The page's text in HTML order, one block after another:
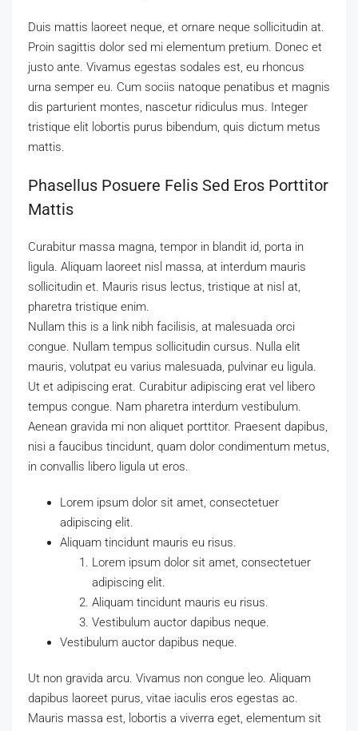
Duis mattis laoreet neque, et ornare neque sollicitudin at.
Proin sagittis dolor sed mi elementum pretium. Donec et
justo ante. Vivamus egestas sodales est, eu rhoncus
urna semper eu. Cum sociis natoque penatibus et magnis
dis parturient montes, nascetur ridiculus mus. Integer
tristique elit lobortis purus bibendum, quis dictum metus
mattis.
Phasellus Posuere Felis Sed Eros Porttitor
Mattis
Curabitur massa magna, tempor in blandit id, porta in
ligula. Aliquam laoreet nisl massa, at interdum mauris
sollicitudin et. Mauris risus lectus, tristique at nisl at,
pharetra tristique enim.
Nullam this is a link nibh facilisis, at malesuada orci
congue. Nullam tempus sollicitudin cursus. Nulla elit
mauris, volutpat eu varius malesuada, pulvinar eu ligula.
Ut et adipiscing erat. Curabitur adipiscing erat vel libero
tempus congue. Nam pharetra interdum vestibulum.
Aenean gravida mi non aliquet porttitor. Praesent dapibus,
nisi a faucibus tincidunt, quam dolor condimentum metus,
in convallis libero ligula ut eros.
Lorem ipsum dolor sit amet, consectetuer
adipiscing elit.
Aliquam tincidunt mauris eu risus.
Lorem ipsum dolor sit amet, consectetuer
adipiscing elit.
Aliquam tincidunt mauris eu risus.
Vestibulum auctor dapibus neque.
Vestibulum auctor dapibus neque.
Ut non gravida arcu. Vivamus non congue leo. Aliquam
dapibus laoreet purus, vitae iaculis eros egestas ac.
Mauris massa est, lobortis a viverra eget, elementum sit